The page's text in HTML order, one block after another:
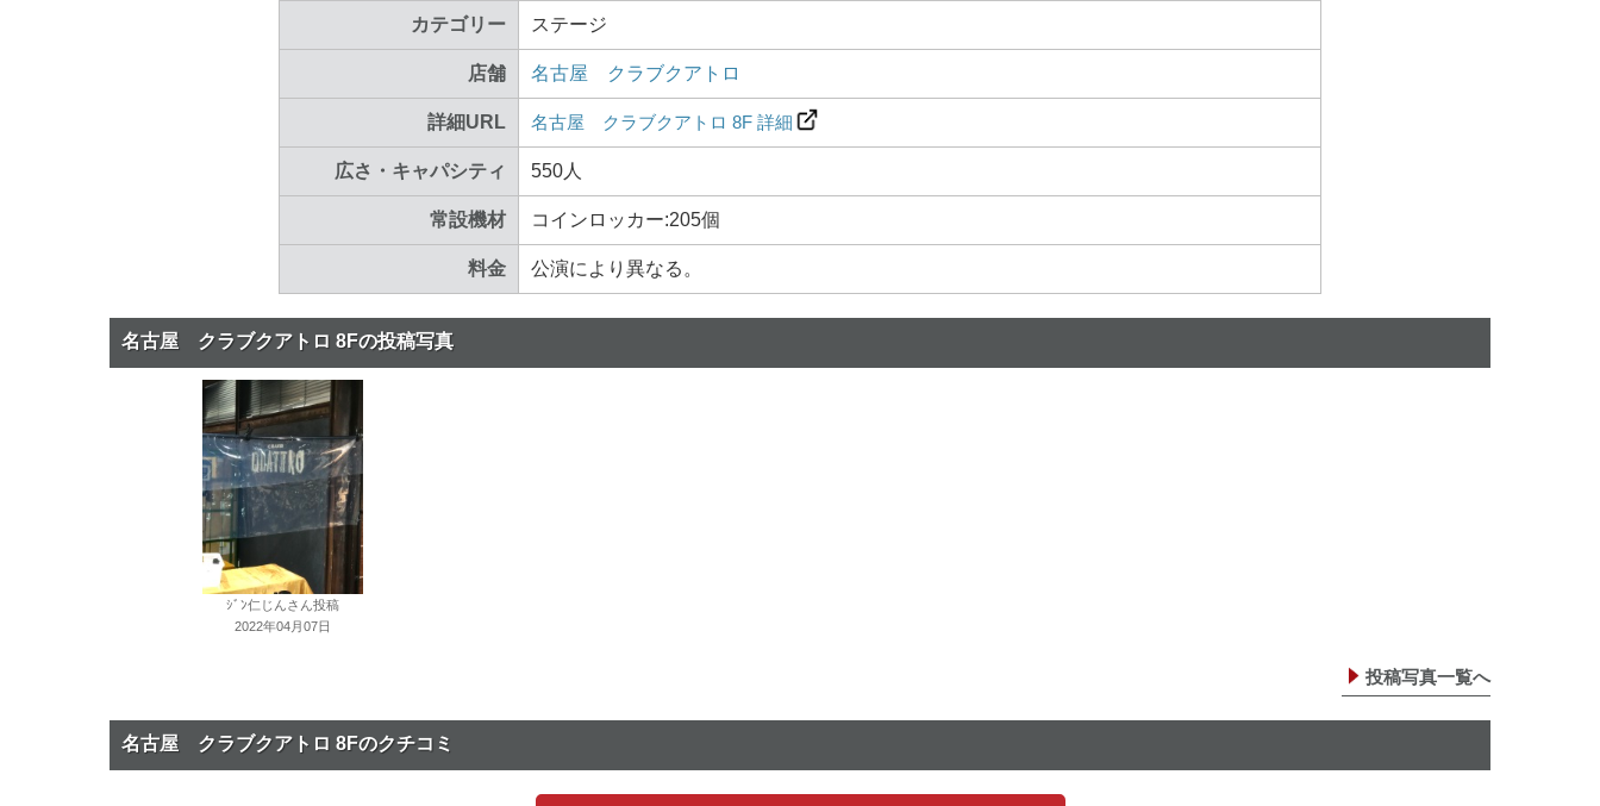
カテゴリー ステージ
店舗 名古屋 クラブクアトロ
詳細URL 名古屋 クラブクアトロ 8F 詳細
広さ・キャパシティ 550人
常設機材 コインロッカー:205個
料金 公演により異なる。
名古屋 クラブクアトロ 8Fの投稿写真
ｼﾞﾝ仁じんさん投稿
2022年04月07日
投稿写真一覧へ
名古屋 クラブクアトロ 8Fのクチコミ